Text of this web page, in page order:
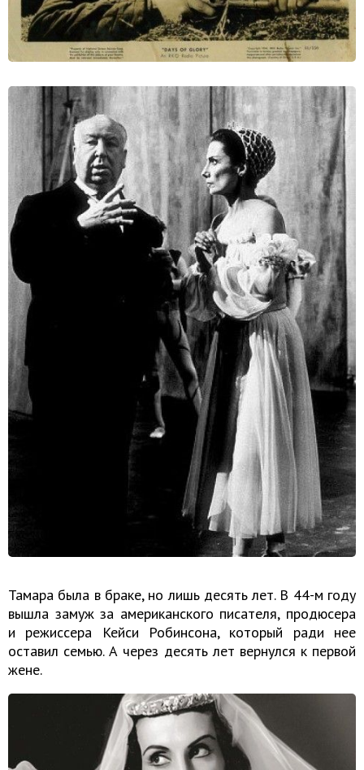
Тамара была в браке, но лишь десять лет. В 44-м году
вышла замуж за американского писателя, продюсера
и режиссера Кейси Робинсона, который ради нее
оставил семью. А через десять лет вернулся к первой
жене.